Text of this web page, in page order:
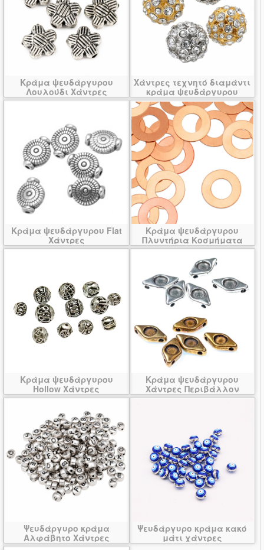
Κράμα ψευδάργυρου
Λουλούδι Χάντρες
Χάντρες τεχνητό διαμάντι
κράμα ψευδάργυρου
Κράμα ψευδάργυρου Flat
Χάντρες
Κράμα ψευδάργυρου
Πλυντήρια Κοσμήματα
Κράμα ψευδάργυρου
Hollow Χάντρες
Κράμα ψευδάργυρου
Χάντρες Περιβάλλον
Ψευδάργυρο κράμα
Αλφάβητο Χάντρες
Ψευδάργυρο κράμα κακό
μάτι χάντρες